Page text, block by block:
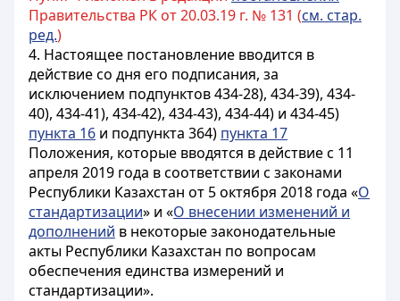
Правительства РК от 20.03.19 г. № 131 (см. стар.
ред.)
4. Настоящее постановление вводится в
действие со дня его подписания, за
исключением подпунктов 434-28), 434-39), 434-
40), 434-41), 434-42), 434-43), 434-44) и 434-45)
пункта 16 и подпункта 364) пункта 17
Положения, которые вводятся в действие с 11
апреля 2019 года в соответствии с законами
Республики Казахстан от 5 октября 2018 года «О
стандартизации» и «О внесении изменений и
дополнений в некоторые законодательные
акты Республики Казахстан по вопросам
обеспечения единства измерений и
стандартизации».